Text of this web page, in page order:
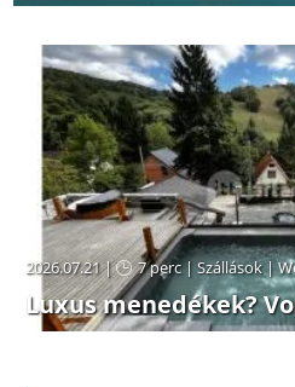
2026.07.21 | 7 perc|Szállások|
Luxus menedékek?